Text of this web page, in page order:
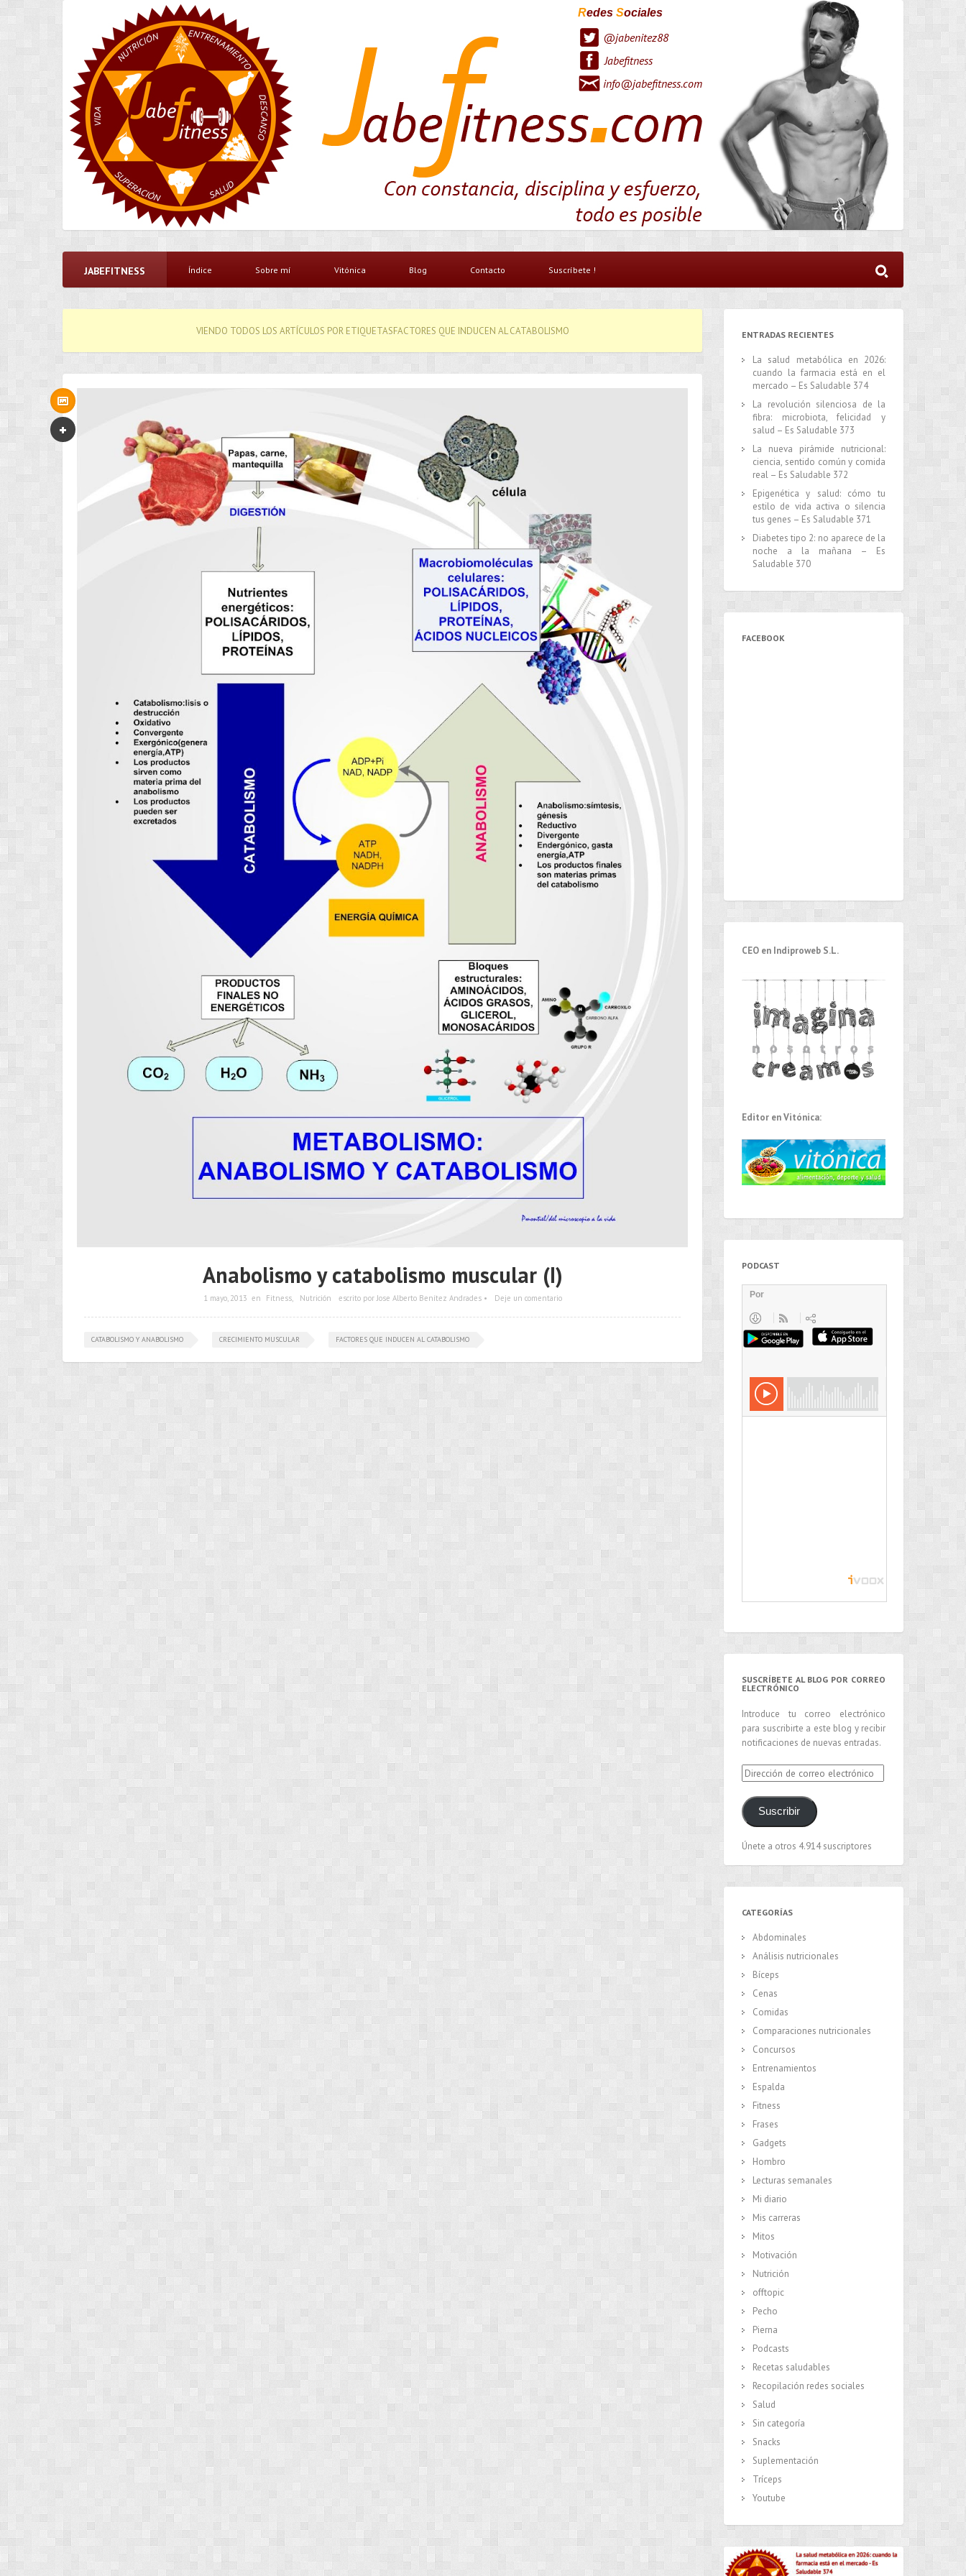
Redes Sociales
@jabenitez88
Jabefitness
info@jabefitness.com
JABEFITNESS Índice Sobre mí Vitónica Blog Contacto Suscríbete !
VIENDO TODOS LOS ARTÍCULOS POR ETIQUETASFACTORES QUE INDUCEN AL CATABOLISMO
Anabolismo y catabolismo muscular (I)
1 mayo, 2013 en Fitness, Nutrición escrito por Jose Alberto Benítez Andrades • Deje un comentario
CATABOLISMO Y ANABOLISMO CRECIMIENTO MUSCULAR FACTORES QUE INDUCEN AL CATABOLISMO
ENTRADAS RECIENTES
La salud metabólica en 2026:
cuando la farmacia está en el
mercado – Es Saludable 374
La revolución silenciosa de la
fibra: microbiota, felicidad y
salud – Es Saludable 373
La nueva pirámide nutricional:
ciencia, sentido común y comida
real – Es Saludable 372
Epigenética y salud: cómo tu
estilo de vida activa o silencia
tus genes – Es Saludable 371
Diabetes tipo 2: no aparece de la
noche a la mañana – Es
Saludable 370
FACEBOOK
CEO en Indiproweb S.L.
Editor en Vitónica:
PODCAST
SUSCRÍBETE AL BLOG POR CORREO
ELECTRÓNICO
Introduce tu correo electrónico
para suscribirte a este blog y recibir
notificaciones de nuevas entradas.
Dirección
de
correo
electrónico
Suscribir
Únete a otros 4.914 suscriptores
CATEGORÍAS
Abdominales
Análisis nutricionales
Bíceps
Cenas
Comidas
Comparaciones nutricionales
Concursos
Entrenamientos
Espalda
Fitness
Frases
Gadgets
Hombro
Lecturas semanales
Mi diario
Mis carreras
Mitos
Motivación
Nutrición
offtopic
Pecho
Pierna
Podcasts
Recetas saludables
Recopilación redes sociales
Salud
Sin categoría
Snacks
Suplementación
Tríceps
Youtube